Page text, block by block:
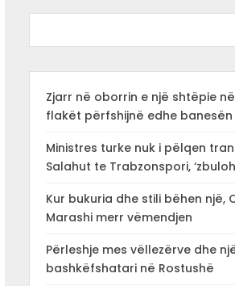
Zjarr në oborrin e një shtëpie
flakët përfshijnë edhe banesën
Ministres turke nuk i pëlqen
Salahut te Trabzonspori,
Kur bukuria dhe stili bëhen një,
Marashi merr vëmendjen
Përleshje mes vëllezërve dhe
bashkëfshatari në Rostushë